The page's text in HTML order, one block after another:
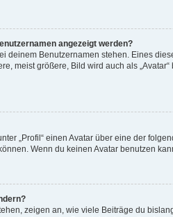
angezeigt werden?
deinem Benutzernamen stehen. Eines
meist größere, Bild wird auch als
„Profil“ einen Avatar über eine der
Wenn du keinen Avatar benutzen
zeigen an, wie viele Beiträge du